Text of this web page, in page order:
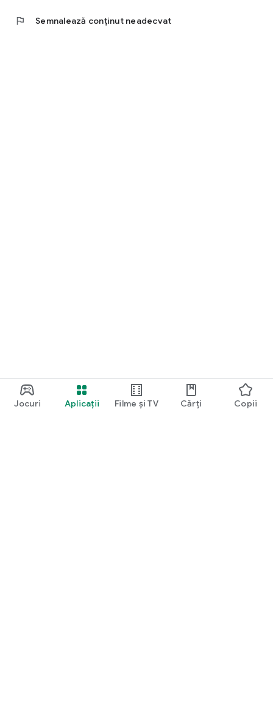
Jocuri Aplicații Filme și TV Cărți Copii
flag Semnalează conținut neadecvat